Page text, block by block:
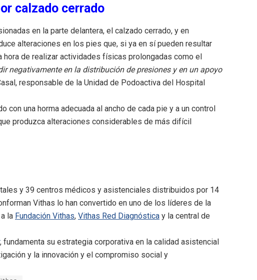
calzado cerrado
en la parte delantera, el calzado cerrado, y en
alteraciones en los pies que, si ya en sí pueden resultar
de realizar actividades físicas prolongadas como el
negativamente en la distribución de presiones y en un apoyo
responsable de la Unidad de Podoactiva del Hospital
con una horma adecuada al ancho de cada pie y a un control
produzca alteraciones considerables de más difícil
y 39 centros médicos y asistenciales distribuidos por 14
Vithas lo han convertido en uno de los líderes de la
la Fundación Vithas, Vithas Red Diagnóstica y la central de
, fundamenta su estrategia corporativa en la calidad asistencial
y la innovación y el compromiso social y